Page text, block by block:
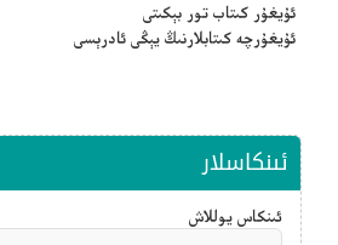
ئۇيغۇر كىتاب تور بېكىتى
ئۇيغۇرچە كىتابلارنىڭ يېڭى ئادرېسى
ئىنكاسلار
ئىنكاس يوللاش